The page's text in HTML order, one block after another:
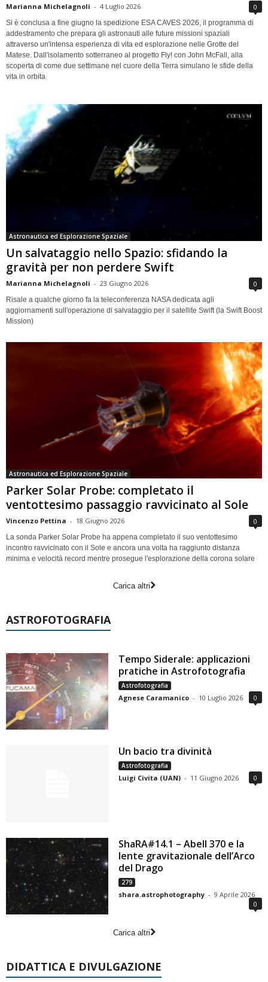
Marianna Michelagnoli - 4 Luglio 2026 0
Si è conclusa a fine giugno la spedizione ESA CAVES 2026, il programma di
addestramento che prepara gli astronauti alle future missioni spaziali
attraverso un'intensa esperienza di vita ed esplorazione nelle Grotte del
Matese. Dall'isolamento sotterraneo al progetto Fly! con John McFall, alla
scoperta di come due settimane nel cuore della Terra simulano le sfide della
vita in orbita
Astronautica ed Esplorazione Spaziale
Un salvataggio nello Spazio: sfidando la
gravità per non perdere Swift
Marianna Michelagnoli - 23 Giugno 2026 0
Risale a qualche giorno fa la teleconferenza NASA dedicata agli
aggiornamenti sull'operazione di salvataggio per il satellite Swift (la Swift Boost
Mission)
Astronautica ed Esplorazione Spaziale
Parker Solar Probe: completato il
ventottesimo passaggio ravvicinato al Sole
Vincenzo Pettina - 18 Giugno 2026 0
La sonda Parker Solar Probe ha appena completato il suo ventottesimo
incontro ravvicinato con il Sole e ancora una volta ha raggiunto distanza
minima e velocità record mentre prosegue l'esplorazione della corona solare
Carica altri
ASTROFOTOGRAFIA
Tempo Siderale: applicazioni
pratiche in Astrofotografia
Astrofotografia
Agnese Caramanico - 10 Luglio 2026 0
Un bacio tra divinità
Astrofotografia
Luigi Civita (UAN) - 11 Giugno 2026 0
ShaRA#14.1 – Abell 370 e la
lente gravitazionale dell’Arco
del Drago
279
shara.astrophotography - 9 Aprile 2026
0
Carica altri
DIDATTICA E DIVULGAZIONE